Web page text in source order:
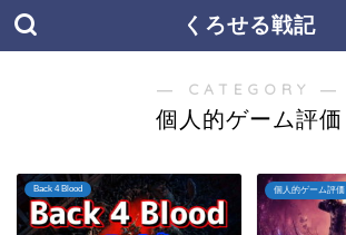
くろせる戦記
― CATEGORY ―
個人的ゲーム評価
Back 4 Blood 個人的ゲーム評価